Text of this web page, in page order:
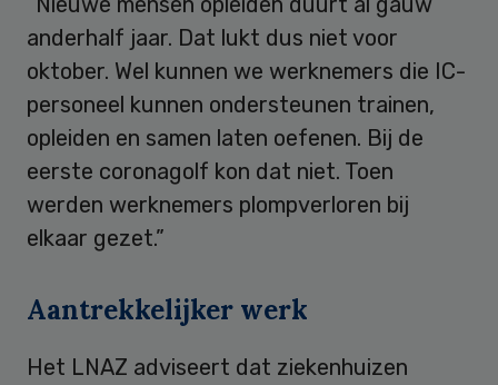
anderhalf jaar. Dat lukt dus niet voor
oktober. Wel kunnen we werknemers die IC-
personeel kunnen ondersteunen trainen,
opleiden en samen laten oefenen. Bij de
eerste coronagolf kon dat niet. Toen
werden werknemers plompverloren bij
elkaar gezet.”
Aantrekkelijker werk
Het LNAZ adviseert dat ziekenhuizen